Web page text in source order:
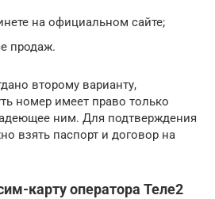
на официальном сайте;
продаж.
второму варианту,
номер имеет право только
ним. Для подтверждения
взять паспорт и договор на
карту оператора Теле2